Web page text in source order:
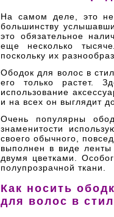
На самом деле, это
большинству
это обязательное
еще несколько
поскольку их
Ободок для волос в
его только растет.
использование
и на всех он выглядит
Очень популярны
знаменитости
своего обычного,
выполнен в виде
двумя цветками.
полупрозрачной ткани.
Как носить
для волос в